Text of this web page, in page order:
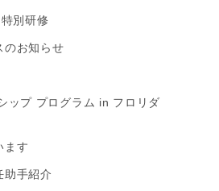
別研修
のお知らせ
ップ プログラム in フロリダ
ます
助手紹介